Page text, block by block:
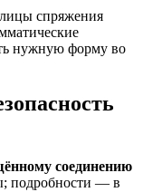
спряжения
нужную форму во
соединению
подробности — в